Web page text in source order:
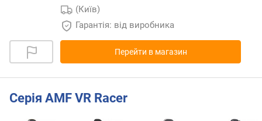
(Київ)
Гарантія: від виробника
Перейти в магазин
Серія AMF VR Racer